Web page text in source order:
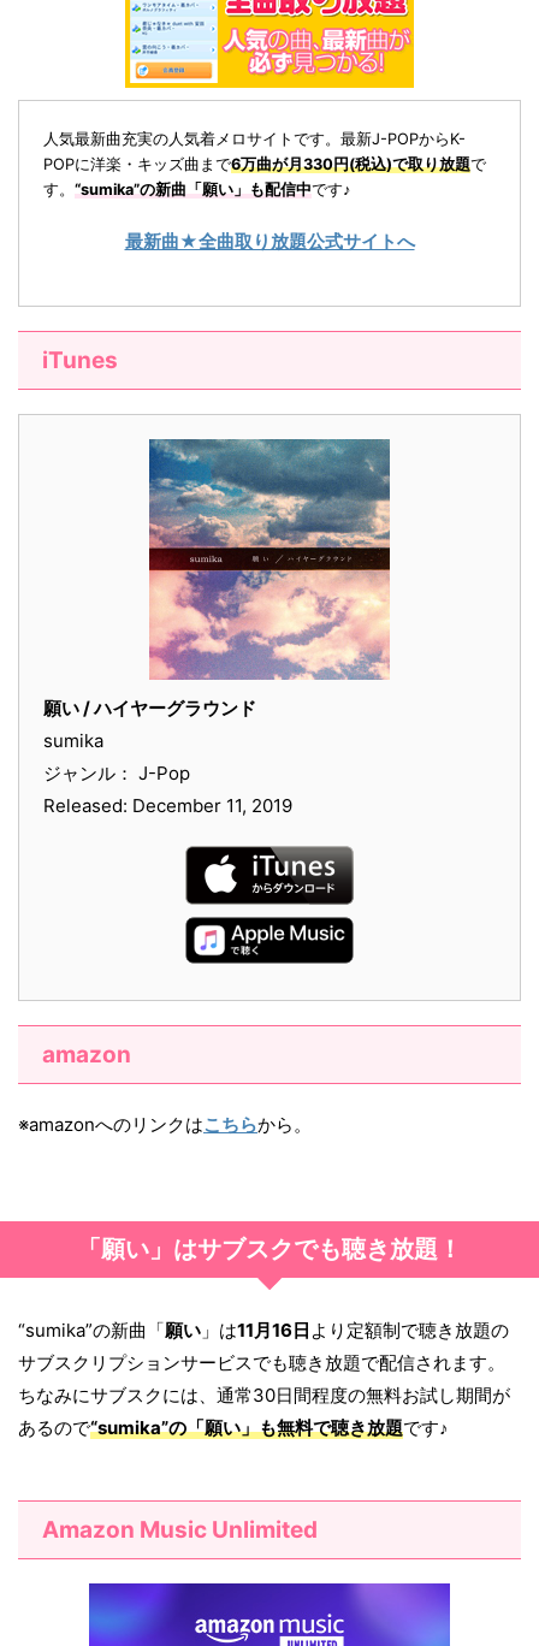
人気最新曲充実の人気着メロサイトです。最新J-POPからK-
POPに洋楽・キッズ曲まで6万曲が月330円(税込)で取り放題で
す。 “sumika”の新曲「願い」も配信中です♪
最新曲★全曲取り放題公式サイトへ
iTunes
願い / ハイヤーグラウンド
sumika
ジャンル： J-Pop
Released: December 11, 2019
amazon
※amazonへのリンクはこちらから。
「願い」はサブスクでも聴き放題！
“sumika”の新曲「願い 」は11月16日 より定額制で聴き放題の
サブスクリプションサービスでも聴き放題で配信されます。
ちなみにサブスクには、通常30日間程度の無料お試し期間が
あるので“sumika”の「願い」も無料で聴き放題です♪
Amazon Music Unlimited